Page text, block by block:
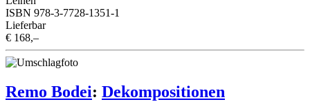
ISBN 978-3-7728-1351-1
Lieferbar
€ 168,–
Remo Bodei: Dekompositionen